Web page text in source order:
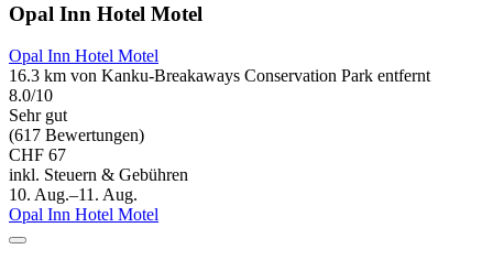
Opal Inn Hotel Motel
Opal Inn Hotel Motel
16.3 km von Kanku-Breakaways Conservation Park entfernt
8.0/10
Sehr gut
(617 Bewertungen)
CHF 67
inkl. Steuern & Gebühren
10. Aug.–11. Aug.
Opal Inn Hotel Motel